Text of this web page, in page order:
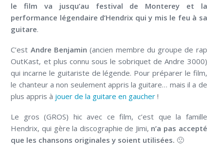
le film va jusqu’au festival de Monterey et la
performance légendaire d’Hendrix qui y mis le feu à sa
guitare.
C’est Andre Benjamin (ancien membre du groupe de rap
OutKast, et plus connu sous le sobriquet de Andre 3000)
qui incarne le guitariste de légende. Pour préparer le film,
le chanteur a non seulement appris la guitare… mais il a de
plus appris à jouer de la guitare en gaucher !
Le gros (GROS) hic avec ce film, c’est que la famille
Hendrix, qui gère la discographie de Jimi, n’a pas accepté
que les chansons originales y soient utilisées. 🙁